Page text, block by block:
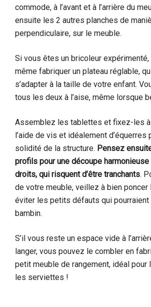
commode, à l’avant et à l’arrière du
ensuite les 2 autres planches de
perpendiculaire, sur le meuble.
Si vous êtes un bricoleur
même fabriquer un plateau réglable,
s’adapter à la taille de votre enfant.
tous les deux à l’aise, même lorsque
Assemblez les tablettes et fixez-les
l’aide de vis et idéalement d’équerres
solidité de la structure. Pensez
profils pour une découpe
droits, qui risquent d’être tranchants.
de votre meuble, veillez à bien poncer
éviter les petits défauts qui
bambin.
S’il vous reste un espace vide à
langer, vous pouvez le combler en
petit meuble de rangement, idéal pour
les serviettes !